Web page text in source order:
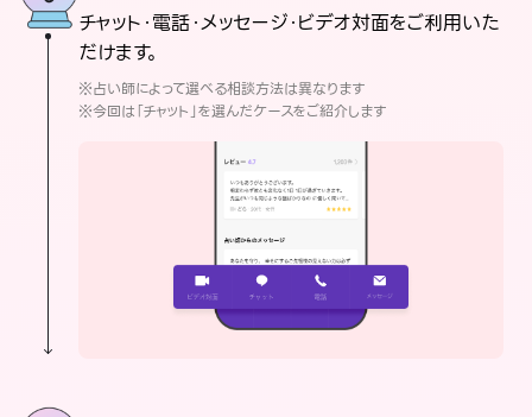
チャット・電話・メッセージ・ビデオ対面をご利用いた
だけます。
※占い師によって選べる相談方法は異なります
※今回は「チャット」を選んだケースをご紹介します